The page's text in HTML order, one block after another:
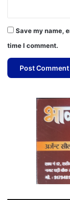
Save my name,
time I comment.